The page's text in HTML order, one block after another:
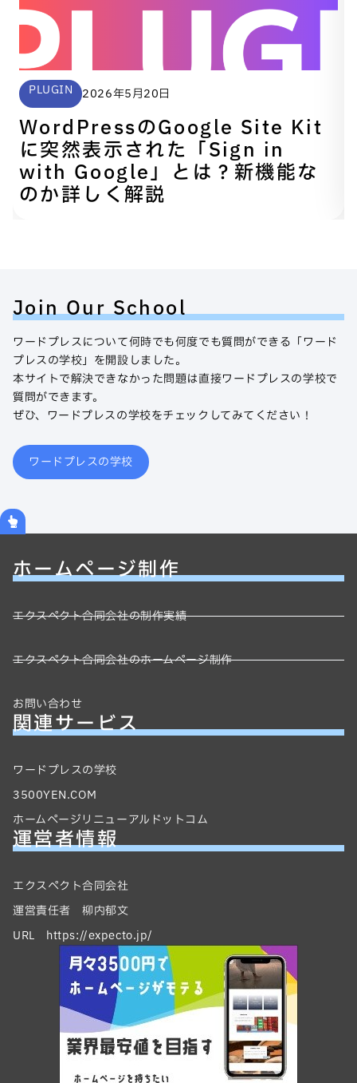
PLUGIN 2026年5月20日
WordPressのGoogle Site Kit
に突然表示された「Sign in
with Google」とは？新機能な
のか詳しく解説
Join Our School
ワードプレスについて何時でも何度でも質問ができる「ワード
プレスの学校」を開設しました。
本サイトで解決できなかった問題は直接ワードプレスの学校で
質問ができます。
ぜひ、ワードプレスの学校をチェックしてみてください！
ワードプレスの学校
ホームページ制作
エクスペクト合同会社の制作実績
エクスペクト合同会社のホームページ制作
お問い合わせ
関連サービス
ワードプレスの学校
3500YEN.COM
ホームページリニューアルドットコム
運営者情報
エクスペクト合同会社
運営責任者 柳内郁文
URL https://expecto.jp/